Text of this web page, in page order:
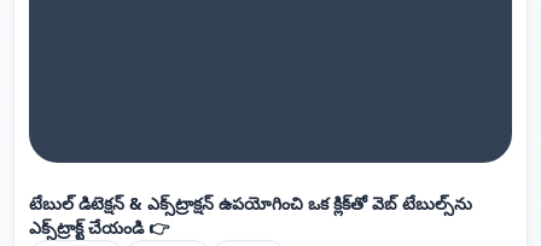
టేబుల్ డిటెక్షన్ & ఎక్స్‌ట్రాక్షన్ ఉపయోగించి ఒక క్లిక్‌తో వెబ్ టేబుల్స్‌ను
ఎక్స్‌ట్రాక్ట్ చేయండి 👉